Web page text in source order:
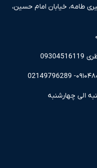
خیابان امام حسین،